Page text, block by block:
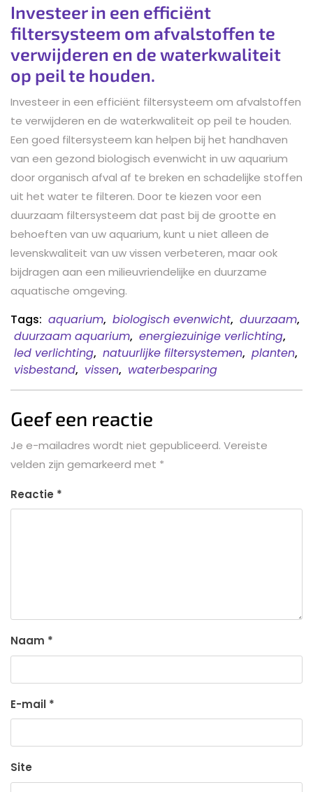
Investeer in een efficiënt
filtersysteem om afvalstoffen te
verwijderen en de waterkwaliteit
op peil te houden.
Investeer in een efficiënt filtersysteem om afvalstoffen
te verwijderen en de waterkwaliteit op peil te houden.
Een goed filtersysteem kan helpen bij het handhaven
van een gezond biologisch evenwicht in uw aquarium
door organisch afval af te breken en schadelijke stoffen
uit het water te filteren. Door te kiezen voor een
duurzaam filtersysteem dat past bij de grootte en
behoeften van uw aquarium, kunt u niet alleen de
levenskwaliteit van uw vissen verbeteren, maar ook
bijdragen aan een milieuvriendelijke en duurzame
aquatische omgeving.
Tags: aquarium, biologisch evenwicht, duurzaam,
duurzaam aquarium, energiezuinige verlichting,
led verlichting, natuurlijke filtersystemen, planten,
visbestand, vissen, waterbesparing
Geef een reactie
Je e-mailadres wordt niet gepubliceerd. Vereiste
velden zijn gemarkeerd met *
Reactie *
Naam *
E-mail *
Site